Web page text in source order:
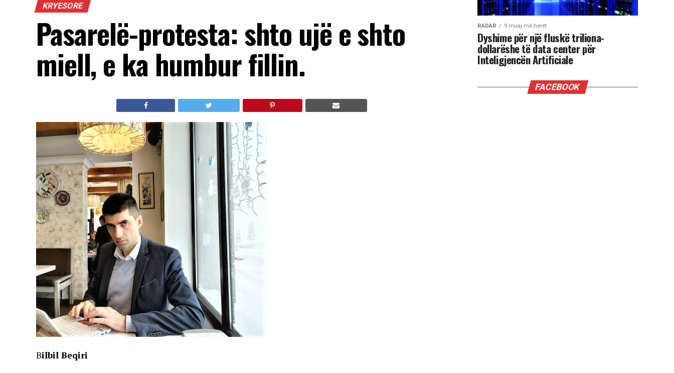
KRYESORE
Pasarelë-protesta: shto ujë e shto
miell, e ka humbur fillin.
Bilbil Beqiri
RADAR 9 muaj më herët
Dyshime për një fluskë triliona-
dollarëshe të data center për
Inteligjencën Artificiale
FACEBOOK